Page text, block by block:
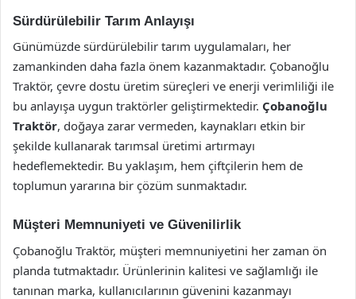
Sürdürülebilir Tarım Anlayışı
Günümüzde sürdürülebilir tarım uygulamaları, her
zamankinden daha fazla önem kazanmaktadır. Çobanoğlu
Traktör, çevre dostu üretim süreçleri ve enerji verimliliği ile
bu anlayışa uygun traktörler geliştirmektedir. Çobanoğlu
Traktör, doğaya zarar vermeden, kaynakları etkin bir
şekilde kullanarak tarımsal üretimi artırmayı
hedeflemektedir. Bu yaklaşım, hem çiftçilerin hem de
toplumun yararına bir çözüm sunmaktadır.
Müşteri Memnuniyeti ve Güvenilirlik
Çobanoğlu Traktör, müşteri memnuniyetini her zaman ön
planda tutmaktadır. Ürünlerinin kalitesi ve sağlamlığı ile
tanınan marka, kullanıcılarının güvenini kazanmayı